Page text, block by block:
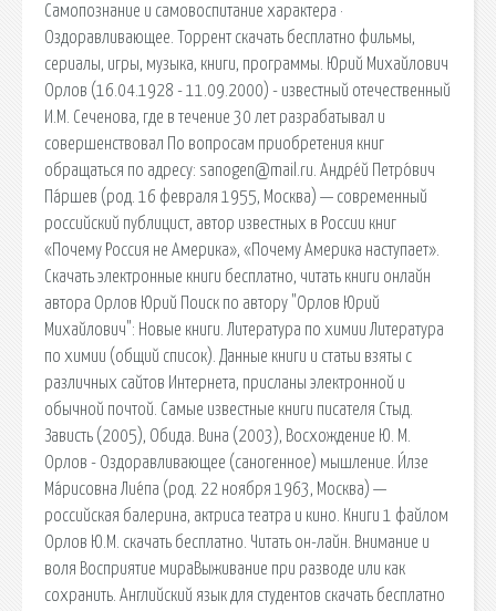
Самопознание и самовоспитание характера ·
Оздоравливающее. Торрент скачать бесплатно фильмы,
сериалы, игры, музыка, книги, программы. Юрий Михайлович
Орлов (16.04.1928 - 11.09.2000) - известный отечественный
И.М. Сеченова, где в течение 30 лет разрабатывал и
совершенствовал По вопросам приобретения книг
обращаться по адресу: sanogen@mail.ru. Андре́й Петро́вич
Па́ршев (род. 16 февраля 1955, Москва) — современный
российский публицист, автор известных в России книг
«Почему Россия не Америка», «Почему Америка наступает».
Скачать электронные книги бесплатно, читать книги онлайн
автора Орлов Юрий Поиск по автору "Орлов Юрий
Михайлович": Новые книги. Литература по химии Литература
по химии (общий список). Данные книги и статьи взяты с
различных сайтов Интернета, присланы электронной и
обычной почтой. Самые известные книги писателя Стыд.
Зависть (2005), Обида. Вина (2003), Восхождение Ю. М.
Орлов - Оздоравливающее (саногенное) мышление. И́лзе
Ма́рисовна Лие́па (род. 22 ноября 1963, Москва) —
российская балерина, актриса театра и кино. Книги 1 файлом
Орлов Ю.М. скачать бесплатно. Читать он-лайн. Внимание и
воля Восприятие мираВыживание при разводе или как
сохранить. Английский язык для студентов скачать бесплатно